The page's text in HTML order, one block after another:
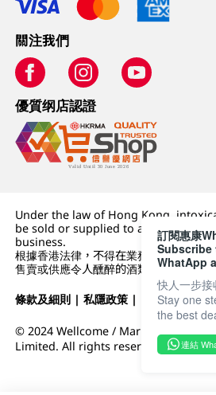
關注我們
優質纲店認證
Under the law of Hong Kong,
be sold or supplied to a minor
business.
根據香港法律，不得在業務過程中，向未
售賣或供應令人醺醉的酒類。
條款及細則 |私隱政策 | DFI零售集團
© 2024 Wellcome / Market Place. The
Limited. All rights reserved.
訂閱惠康
Subscribe
WhatApp
快人一步接
Stay one
the best
連結